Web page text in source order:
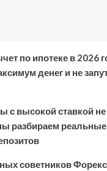
по ипотеке в 2026
денег и не
с высокой ставкой не
разбираем реальные
советников